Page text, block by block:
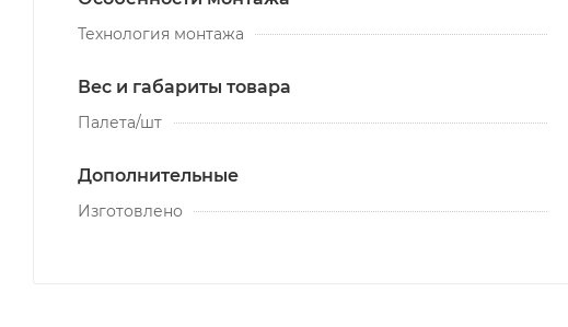
Технология монтажа
Вес и габариты товара
Палета/шт
Дополнительные
Изготовлено